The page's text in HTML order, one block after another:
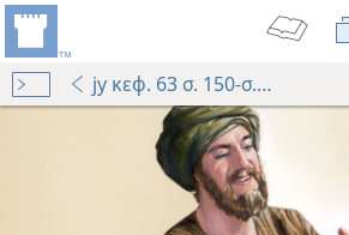
jy κεφ. 63 σ. 150-σ. 151 παρ. 3